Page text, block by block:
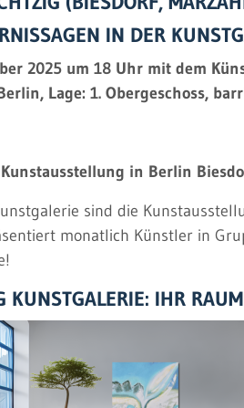
IN DER
2025 um 18 Uhr mit dem
Lage: 1. Obergeschoss,
in Berlin
sind die
monatlich Künstler in
IHR